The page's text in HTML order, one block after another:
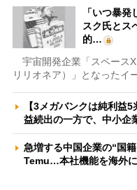
「いつ暴
スク氏とス
的…
宇宙開発企業「スペース
リリオネア）」となったイ
【3メガバンクは純利益
益続出の一方で、中小企
急増する中国企業の“国
Temu…本社機能を海外